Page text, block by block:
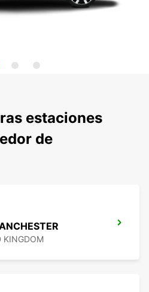
estaciones
de
KINGDOM